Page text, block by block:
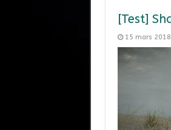
[Test]
15 mars 2018